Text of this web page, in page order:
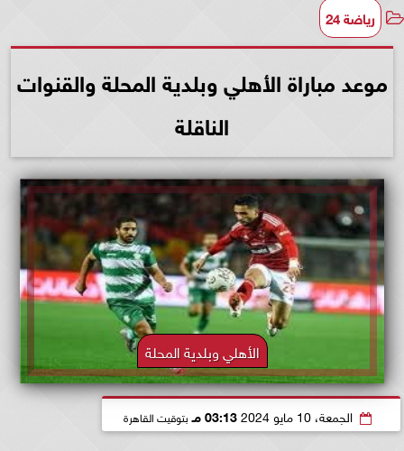
رياضة 24
موعد مباراة الأهلي وبلدية المحلة والقنوات
الناقلة
الأهلي وبلدية المحلة
الجمعة، 10 مايو 2024 03:13 مـ بتوقيت القاهرة